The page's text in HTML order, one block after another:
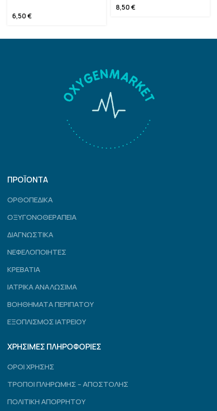
6,50 €
8,50 €
ΠΡΟΪΟΝΤΑ
ΟΡΘΟΠΕΔΙΚΑ
ΟΞΥΓΟΝΟΘΕΡΑΠΕΙΑ
ΔΙΑΓΝΩΣΤΙΚΑ
ΝΕΦΕΛΟΠΟΙΗΤΕΣ
ΚΡΕΒΑΤΙΑ
ΙΑΤΡΙΚΑ ΑΝΑΛΩΣΙΜΑ
ΒΟΗΘΗΜΑΤΑ ΠΕΡΙΠΑΤΟΥ
ΕΞΟΠΛΙΣΜΟΣ ΙΑΤΡΕΙΟΥ
ΧΡΗΣΙΜΕΣ ΠΛΗΡΟΦΟΡΙΕΣ
ΟΡΟΙ ΧΡΗΣΗΣ
ΤΡΟΠΟΙ ΠΛΗΡΩΜΗΣ – ΑΠΟΣΤΟΛΗΣ
ΠΟΛΙΤΙΚΗ ΑΠΟΡΡΗΤΟΥ